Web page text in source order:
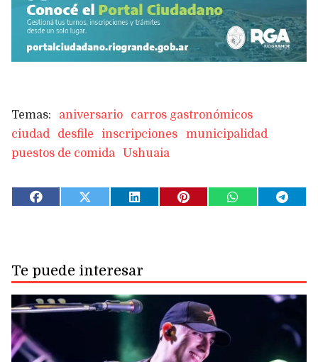
aniversario
carros gastronómicos
ciudad
desfile inscripciones
municipalidad
puestos de comida
Ushuaia
Te puede interesar